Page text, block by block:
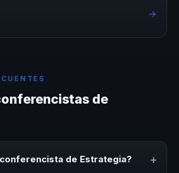
→
de
de Estrategia? +